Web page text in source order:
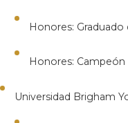
Honores:
Honores:
Universidad Brigham